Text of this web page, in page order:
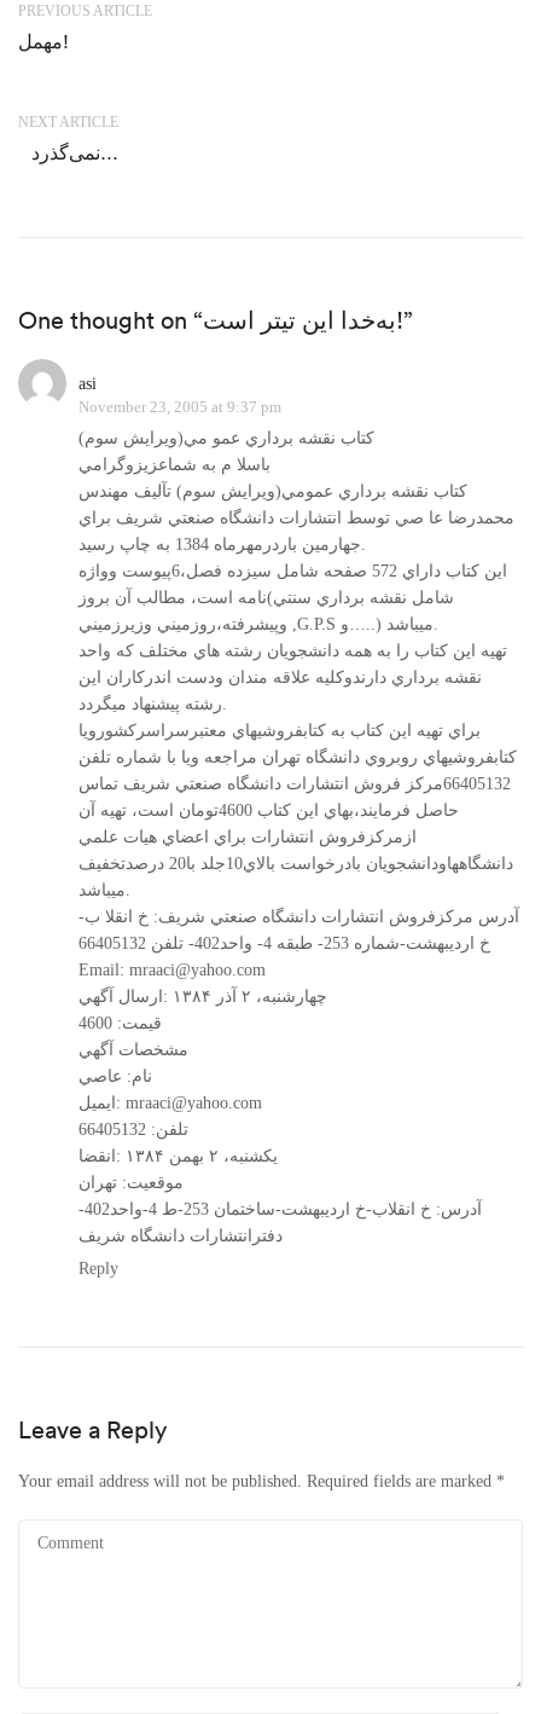
PREVIOUS ARTICLE
مهمل!
NEXT ARTICLE
نمی‌گذرد…
One thought on “به‌خدا این تیتر است!”
asi
November 23, 2005 at 9:37 pm
كتاب نقشه برداري عمو مي(ويرايش سوم)
باسلا م به شماعزيزوگرامي
كتاب نقشه برداري عمومي(ويرايش سوم) تآليف مهندس
محمدرضا عا صي توسط انتشارات دانشگاه صنعتي شريف براي
جهارمين باردرمهرماه 1384 به چاپ رسيد.
اين كتاب داراي 572 صفحه شامل سيزده فصل،6پيوست وواژه
نامه است، مطالب آن بروز(شامل نقشه برداري سنتي
وپيشرفته،روزميني وزيرزميني ,G.P.S و…..) ميباشد.
تهيه اين كتاب را به همه دانشجويان رشته هاي مختلف كه واحد
نقشه برداري دارندوكليه علاقه مندان ودست اندركاران اين
رشته پيشنهاد ميگردد.
براي تهيه اين كتاب به كتابفروشيهاي معتبرسراسركشورويا
كتابفروشيهاي روبروي دانشگاه تهران مراجعه ويا با شماره تلفن
66405132مركز فروش انتشارات دانشگاه صنعتي شريف تماس
حاصل فرمايند،بهاي اين كتاب 4600تومان است، تهيه آن
ازمركزفروش انتشارات براي اعضاي هيات علمي
دانشگاههاودانشجويان بادرخواست بالاي10جلد با20 درصدتخفيف
ميباشد.
آدرس مركزفروش انتشارات دانشگاه صنعتي شريف: خ انقلا ب-
خ ارديبهشت-شماره 253- طبقه 4- واحد402- تلفن 66405132
Email: mraaci@yahoo.com
قيمت: 4600
مشخصات آگهي
نام: عاصي
ايميل: mraaci@yahoo.com
تلفن: 66405132
موقعيت: تهران
آدرس: خ انقلاب-خ ارديبهشت-ساختمان 253-ط 4-واحد402-
دفترانتشارات دانشگاه شريف
Reply
Leave a Reply
Your email address will not be published. Required fields are marked *